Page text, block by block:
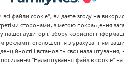
віспи – рясне висипання у
з рідиною на шкірі і
поява супроводжується
малюкам найсильніший
голові (і у волосистій
на статевих органах.
файли cookie", ви даєте згоду на
сторонами, з метою покращення
нашої аудиторії, збору корисної
оголошення з урахуванням ваших
і встановіть свої
"Налаштування файлів cookie"